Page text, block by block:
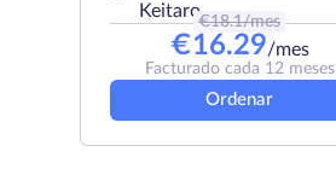
Keitaro
€18.1/mes
€16.29/mes
Facturado cada 12 meses
Ordenar